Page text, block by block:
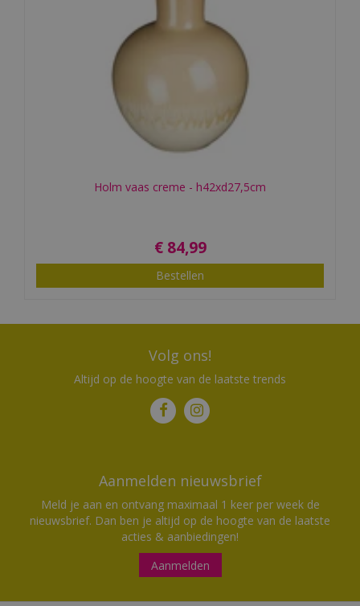
Holm vaas creme - h42xd27,5cm
€ 84,99
Bestellen
Volg ons!
Altijd op de hoogte van de laatste trends
Aanmelden nieuwsbrief
Meld je aan en ontvang maximaal 1 keer per week de
nieuwsbrief. Dan ben je altijd op de hoogte van de laatste
acties & aanbiedingen!
Aanmelden